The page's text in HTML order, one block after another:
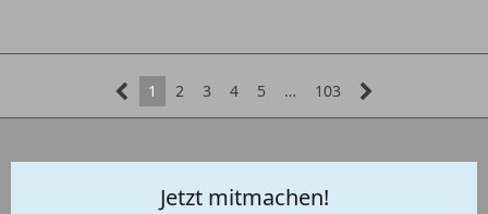
1 2 3 4 5 … 103
Jetzt mitmachen!